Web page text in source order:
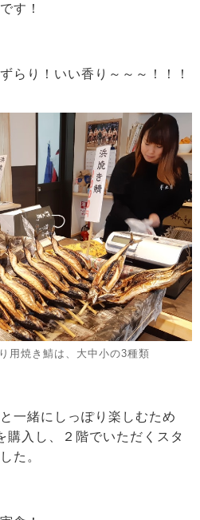
す！
らり！いい香り～～～！！！
用焼き鯖は、大中小の3種類
一緒にしっぽり楽しむため
購入し、２階でいただくスタ
た。